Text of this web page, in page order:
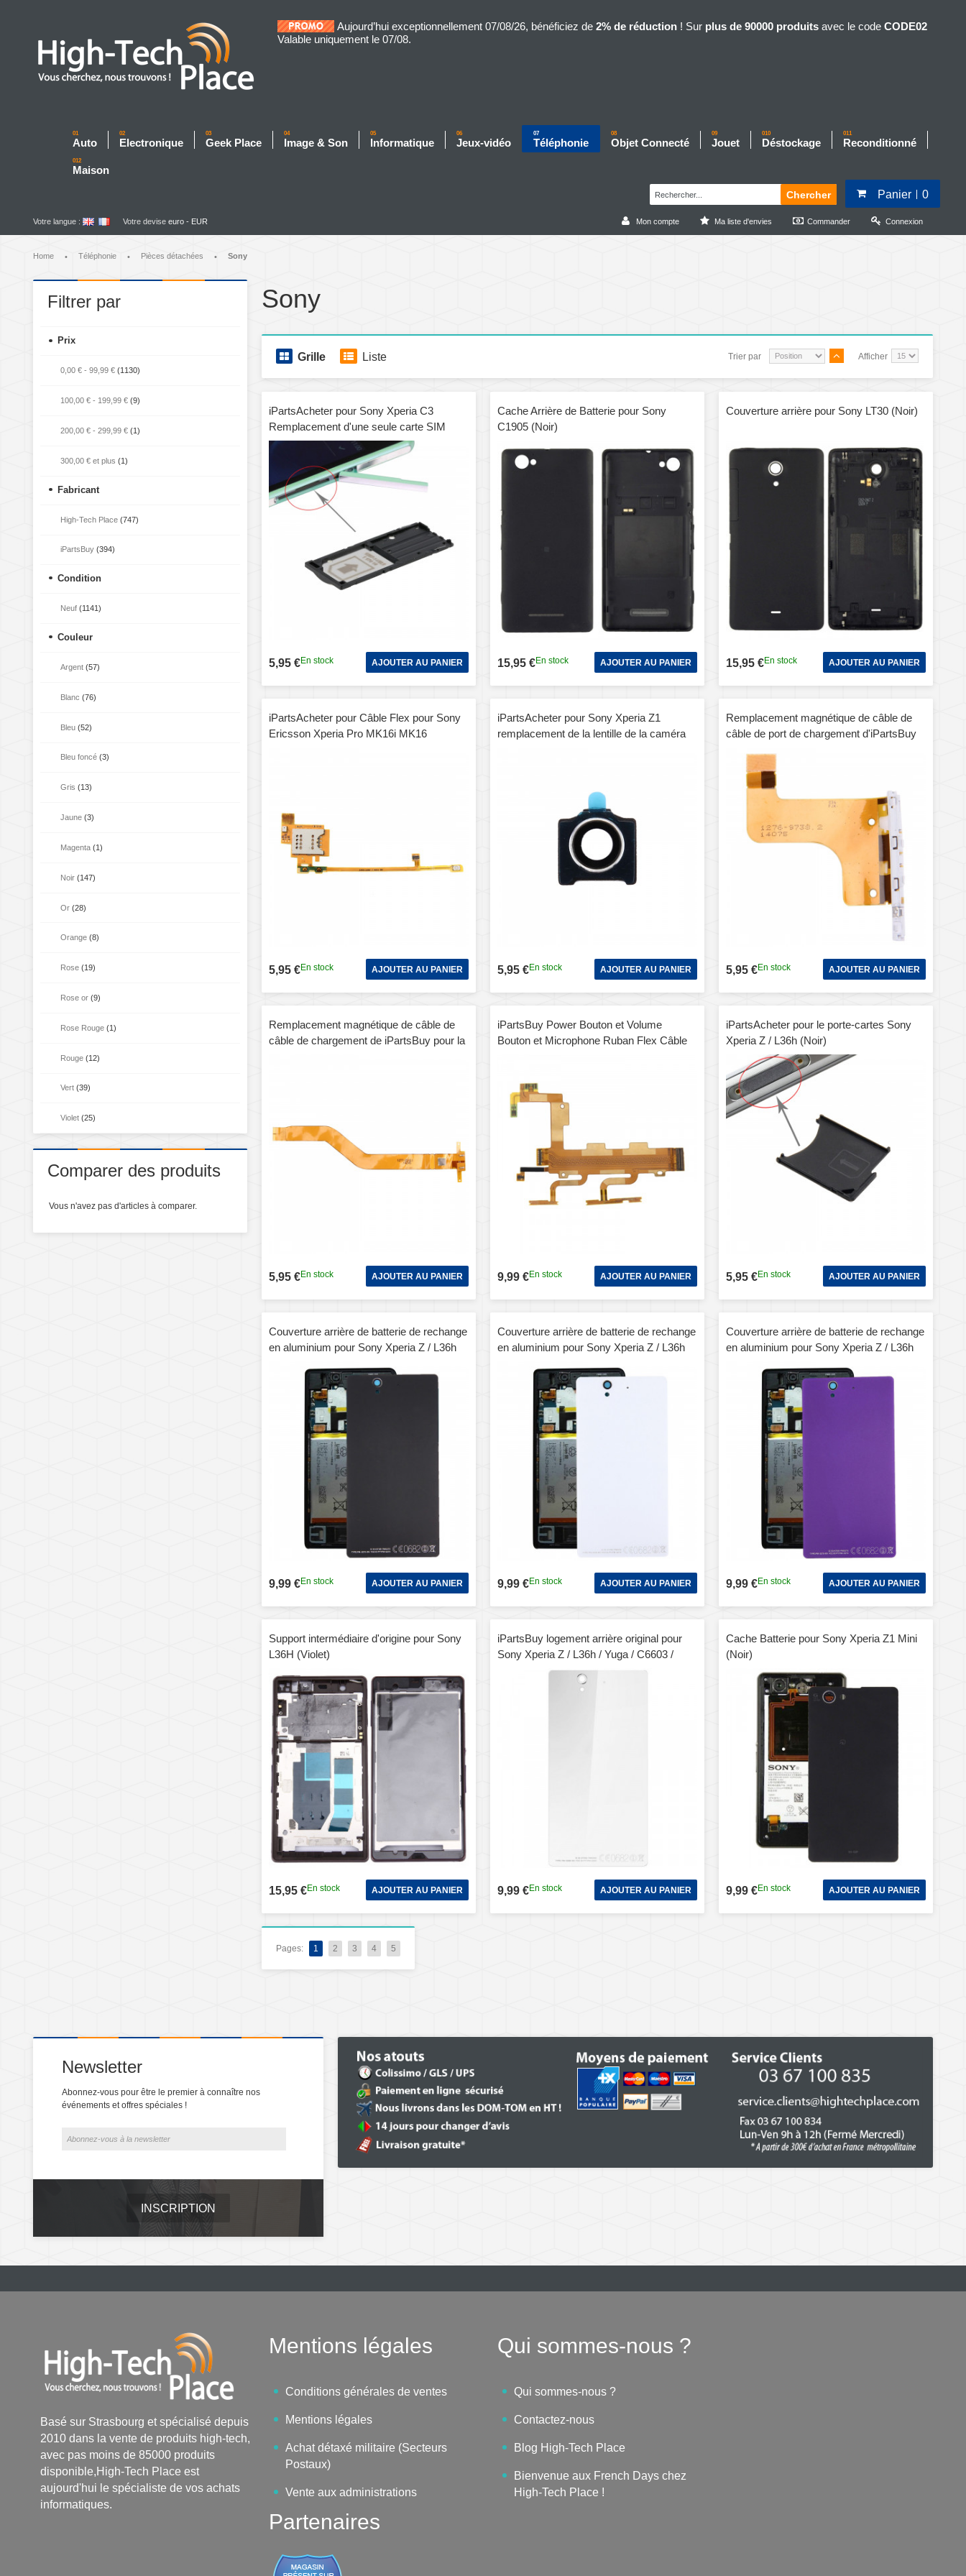
Aujourd’hui exceptionnellement 07/08/26, bénéficiez de 2% de réduction ! Sur plus de 90000 produits avec le code CODE02
Valable uniquement le 07/08.
01
Auto
02
Electronique
03
Geek Place
04
Image & Son
05
Informatique
06
Jeux-vidéo
07
Téléphonie
08
Objet Connecté
09
Jouet
010
Déstockage
011
Reconditionné
012
Maison
Panier
0
Chercher
Mon compte Ma liste d'envies Commander Connexion
Votre langue : Votre devise euro - EUR
Home • Téléphonie • Pièces détachées • Sony
Sony
Grille Liste Afficher
Trier par
iPartsAcheter pour Sony Xperia C3
Remplacement d'une seule carte SIM
5,95 €En stock AJOUTER AU PANIER
Cache Arrière de Batterie pour Sony
C1905 (Noir)
15,95 €En stock AJOUTER AU PANIER
Couverture arrière pour Sony LT30 (Noir)
15,95 €En stock AJOUTER AU PANIER
iPartsAcheter pour Câble Flex pour Sony
Ericsson Xperia Pro MK16i MK16
5,95 €En stock AJOUTER AU PANIER
iPartsAcheter pour Sony Xperia Z1
remplacement de la lentille de la caméra
5,95 €En stock AJOUTER AU PANIER
Remplacement magnétique de câble de
câble de port de chargement d'iPartsBuy
5,95 €En stock AJOUTER AU PANIER
Remplacement magnétique de câble de
câble de chargement de iPartsBuy pour la
5,95 €En stock AJOUTER AU PANIER
iPartsBuy Power Bouton et Volume
Bouton et Microphone Ruban Flex Câble
9,99 €En stock AJOUTER AU PANIER
iPartsAcheter pour le porte-cartes Sony
Xperia Z / L36h (Noir)
5,95 €En stock AJOUTER AU PANIER
Couverture arrière de batterie de rechange
en aluminium pour Sony Xperia Z / L36h
9,99 €En stock AJOUTER AU PANIER
Couverture arrière de batterie de rechange
en aluminium pour Sony Xperia Z / L36h
9,99 €En stock AJOUTER AU PANIER
Couverture arrière de batterie de rechange
en aluminium pour Sony Xperia Z / L36h
9,99 €En stock AJOUTER AU PANIER
Support intermédiaire d'origine pour Sony
L36H (Violet)
15,95 €En stock AJOUTER AU PANIER
iPartsBuy logement arrière original pour
Sony Xperia Z / L36h / Yuga / C6603 /
C660x / L36i / C6602 (blanc)
9,99 €En stock AJOUTER AU PANIER
Cache Batterie pour Sony Xperia Z1 Mini
(Noir)
9,99 €En stock AJOUTER AU PANIER
Pages: 1 2 3 4 5
Filtrer par
Prix
0,00 € - 99,99 € (1130)
100,00 € - 199,99 € (9)
200,00 € - 299,99 € (1)
300,00 € et plus (1)
Fabricant
High-Tech Place (747)
iPartsBuy (394)
Condition
Neuf (1141)
Couleur
Argent (57)
Blanc (76)
Bleu (52)
Bleu foncé (3)
Gris (13)
Jaune (3)
Magenta (1)
Noir (147)
Or (28)
Orange (8)
Rose (19)
Rose or (9)
Rose Rouge (1)
Rouge (12)
Vert (39)
Violet (25)
Comparer des produits
Vous n'avez pas d'articles à comparer.
Newsletter
Abonnez-vous pour être le premier à connaître nos
événements et offres spéciales !
INSCRIPTION
Basé sur Strasbourg et spécialisé depuis
2010 dans la vente de produits high-tech,
avec pas moins de 85000 produits
disponible,High-Tech Place est
aujourd'hui le spécialiste de vos achats
informatiques.
Mentions légales
Conditions générales de ventes
Mentions légales
Achat détaxé militaire (Secteurs
Postaux)
Vente aux administrations
Qui sommes-nous ?
Qui sommes-nous ?
Contactez-nous
Blog High-Tech Place
Bienvenue aux French Days chez
High-Tech Place !
Partenaires